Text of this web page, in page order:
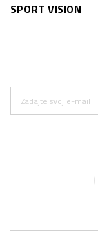
SPORT VISION